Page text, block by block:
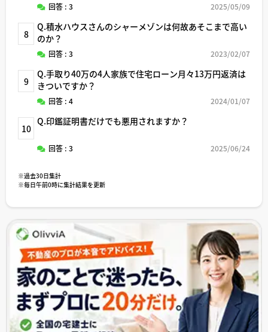
回答 : 3 2025/05/09
8
Q.積水ハウスさんのシャーメゾンは何故あそこまで高い
のか？
回答 : 3 2023/02/07
9
Q.手取り40万の4人家族で住宅ローン月々13万円返済は
きついですか？
回答 : 4 2024/01/07
10
Q.印鑑証明書だけでも悪用されますか？
回答 : 3 2025/06/24
※過去30日集計
※毎日午前0時に集計結果を更新